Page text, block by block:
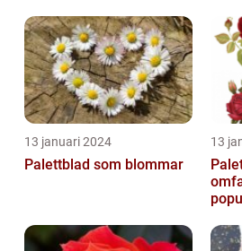
13 januari 2024
Palettblad som blommar
13